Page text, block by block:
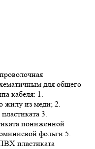
для общего
кабеля: 1.
жилу из меди; 2.
3.
пониженной
фольги 5.
пластиката